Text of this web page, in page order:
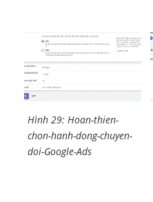
Hình 29: Hoan-thien-
chon-hanh-dong-chuyen-
doi-Google-Ads